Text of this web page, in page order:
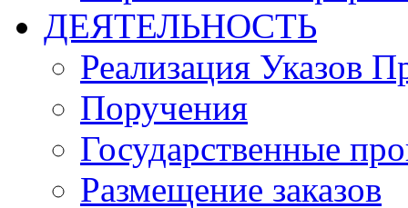
ДЕЯТЕЛЬНОСТЬ
Реализация Указов
Поручения
Государственные
Размещение заказов